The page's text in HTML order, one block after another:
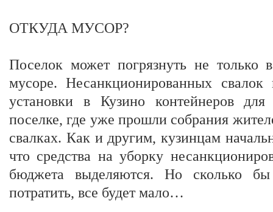
ОТКУДА МУСОР?
Поселок может погрязнуть не
мусоре. Несанкционированных
установки в Кузино контейнеров
поселке, где уже прошли собрания
свалках. Как и другим, кузинцам
что средства на уборку
бюджета выделяются. Но сколько
потратить, все будет мало…